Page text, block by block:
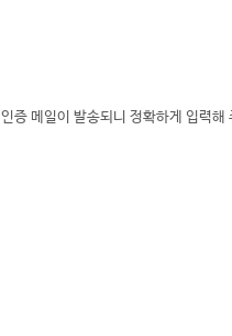
인증 메일이 발송되니 정확하게 입력해